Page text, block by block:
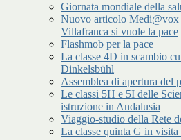
Giornata mondiale della
Nuovo articolo
Villafranca si vuole la pace
Flashmob per la pace
La classe 4D in scambio
Dinkelsbühl
Assemblea di apertura del
Le classi 5H e 5I delle
istruzione in Andalusia
Viaggio-studio della Rete
La classe quinta G in